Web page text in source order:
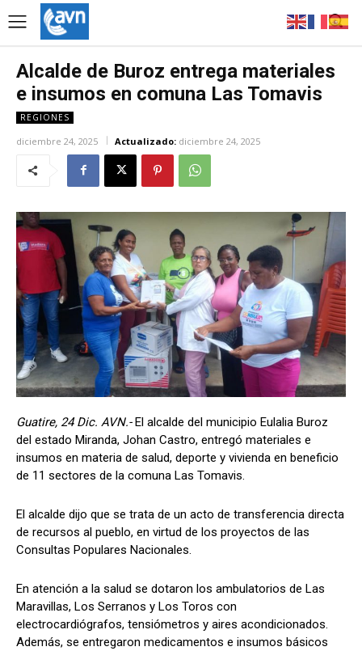
Alcalde de Buroz entrega materiales
e insumos en comuna Las Tomavis
REGIONES
diciembre 24, 2025 Actualizado: diciembre 24, 2025
Guatire, 24 Dic. AVN.-El alcalde del municipio Eulalia Buroz
del estado Miranda, Johan Castro, entregó materiales e
insumos en materia de salud, deporte y vivienda en beneficio
de 11 sectores de la comuna Las Tomavis.
El alcalde dijo que se trata de un acto de transferencia directa
de recursos al pueblo, en virtud de los proyectos de las
Consultas Populares Nacionales.
En atención a la salud se dotaron los ambulatorios de Las
Maravillas, Los Serranos y Los Toros con
electrocardiógrafos, tensiómetros y aires acondicionados.
Además, se entregaron medicamentos e insumos básicos